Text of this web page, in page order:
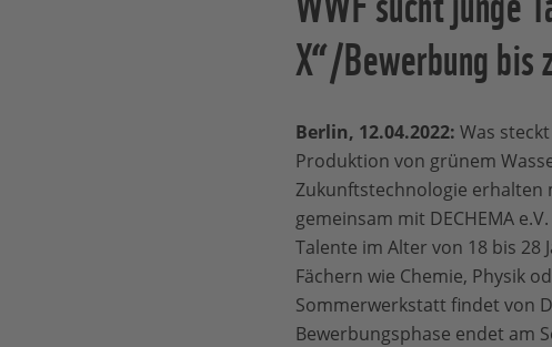
X“/Bewerbung bis
Berlin, 12.04.2022: Was
Produktion von grünem
Zukunftstechnologie erhalten
gemeinsam mit DECHEMA
Talente im Alter von 18 bis 28
Fächern wie Chemie, Physik
Sommerwerkstatt findet von
Bewerbungsphase endet am